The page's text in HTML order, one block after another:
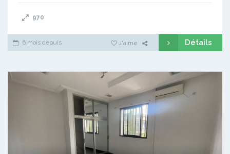
970
6 mois depuis J'aime Détails